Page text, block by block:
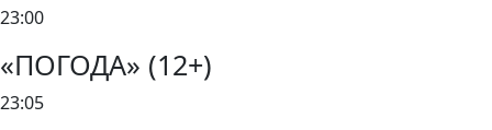
23:00
«ПОГОДА» (12+)
23:05